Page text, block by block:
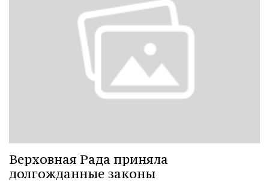
Верховная Рада приняла
долгожданные законы